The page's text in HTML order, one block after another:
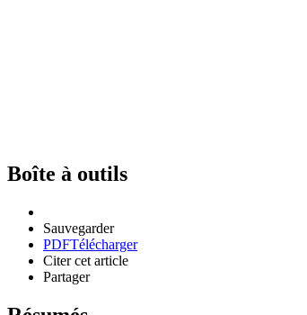
Boîte à outils
Sauvegarder
PDFTélécharger
Citer cet article
Partager